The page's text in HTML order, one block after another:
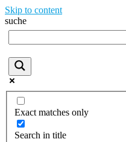
Skip to content
suche
Exact matches only
Search in title